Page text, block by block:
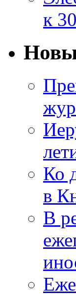
к
Ко
в
В